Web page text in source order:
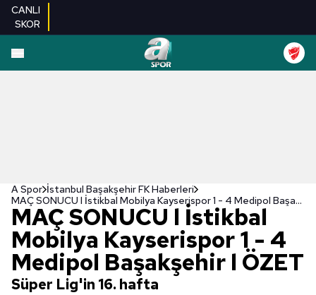
CANLI
SKOR
A Spor İstanbul Başakşehir FK Haberleri
MAÇ SONUCU l İstikbal Mobilya Kayserispor 1 - 4 Medipol Başakşehir l ÖZET
MAÇ SONUCU l İstikbal
Mobilya Kayserispor 1 - 4
Medipol Başakşehir l ÖZET
Süper Lig'in 16. hafta